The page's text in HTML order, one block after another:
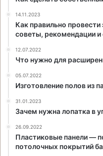
14.11.2023
Как правильно
советы, рекомендации
12.07.2022
Что нужно для
05.07.2022
Изготовление полов из
31.01.2023
Зачем нужна лопатка в
26.09.2022
Пластиковые панели —
потолочных покрытий